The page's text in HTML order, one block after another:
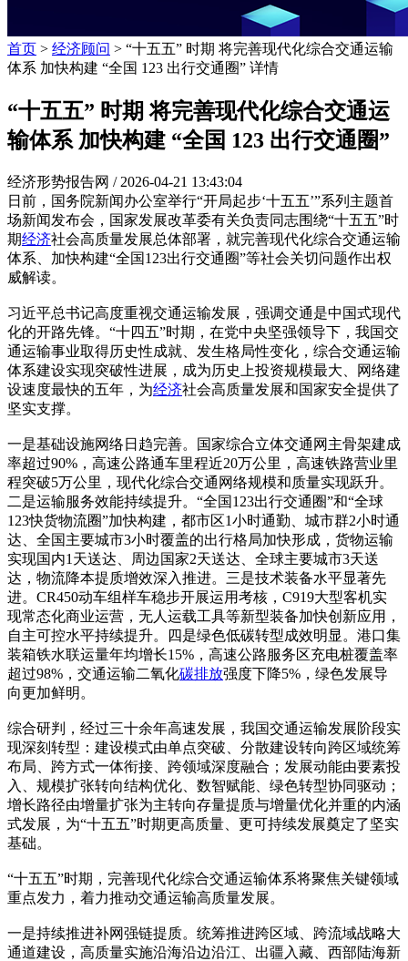
首页 > 经济顾问 > “十五五” 时期 将完善现代化综合交通运输
体系 加快构建 “全国 123 出行交通圈” 详情
“十五五” 时期 将完善现代化综合交通运
输体系 加快构建 “全国 123 出行交通圈”
经济形势报告网 / 2026-04-21 13:43:04
日前，国务院新闻办公室举行“开局起步‘十五五’”系列主题首
场新闻发布会，国家发展改革委有关负责同志围绕“十五五”时
期经济社会高质量发展总体部署，就完善现代化综合交通运输
体系、加快构建“全国123出行交通圈”等社会关切问题作出权
威解读。
习近平总书记高度重视交通运输发展，强调交通是中国式现代
化的开路先锋。“十四五”时期，在党中央坚强领导下，我国交
通运输事业取得历史性成就、发生格局性变化，综合交通运输
体系建设实现突破性进展，成为历史上投资规模最大、网络建
设速度最快的五年，为经济社会高质量发展和国家安全提供了
坚实支撑。
一是基础设施网络日趋完善。国家综合立体交通网主骨架建成
率超过90%，高速公路通车里程近20万公里，高速铁路营业里
程突破5万公里，现代化综合交通网络规模和质量实现跃升。
二是运输服务效能持续提升。“全国123出行交通圈”和“全球
123快货物流圈”加快构建，都市区1小时通勤、城市群2小时通
达、全国主要城市3小时覆盖的出行格局加快形成，货物运输
实现国内1天送达、周边国家2天送达、全球主要城市3天送
达，物流降本提质增效深入推进。三是技术装备水平显著先
进。CR450动车组样车稳步开展运用考核，C919大型客机实
现常态化商业运营，无人运载工具等新型装备加快创新应用，
自主可控水平持续提升。四是绿色低碳转型成效明显。港口集
装箱铁水联运量年均增长15%，高速公路服务区充电桩覆盖率
超过98%，交通运输二氧化碳排放强度下降5%，绿色发展导
向更加鲜明。
综合研判，经过三十余年高速发展，我国交通运输发展阶段实
现深刻转型：建设模式由单点突破、分散建设转向跨区域统筹
布局、跨方式一体衔接、跨领域深度融合；发展动能由要素投
入、规模扩张转向结构优化、数智赋能、绿色转型协同驱动；
增长路径由增量扩张为主转向存量提质与增量优化并重的内涵
式发展，为“十五五”时期更高质量、更可持续发展奠定了坚实
基础。
“十五五”时期，完善现代化综合交通运输体系将聚焦关键领域
重点发力，着力推动交通运输高质量发展。
一是持续推进补网强链提质。统筹推进跨区域、跨流域战略大
通道建设，高质量实施沿海沿边沿江、出疆入藏、西部陆海新